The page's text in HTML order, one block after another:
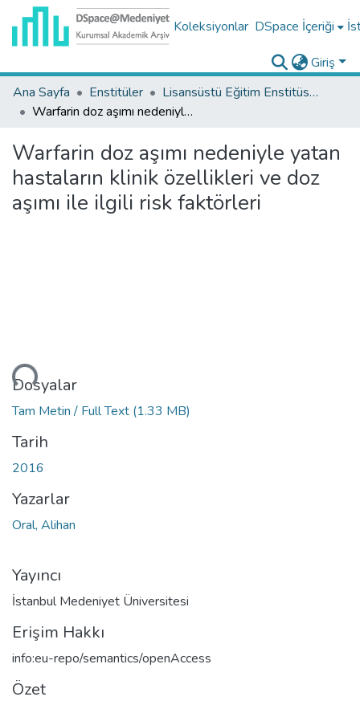
Koleksiyonlar DSpace İçeriği
Giriş
Ana Sayfa
Enstitüler
Lisansüstü Eğitim Enstitüsü Tez Koleksiyonu
Warfarin doz aşımı nedeniyle yatan hastaların klinik özellikleri ve doz aşımı ile ilgili risk faktörleri
Warfarin doz aşımı nedeniyle yatan
hastaların klinik özellikleri ve doz
aşımı ile ilgili risk faktörleri
Dosyalar
Tam Metin / Full Text (1.33 MB)
Tarih
2016
Yazarlar
Oral, Alihan
Yayıncı
İstanbul Medeniyet Üniversitesi
Erişim Hakkı
info:eu-repo/semantics/openAccess
Özet